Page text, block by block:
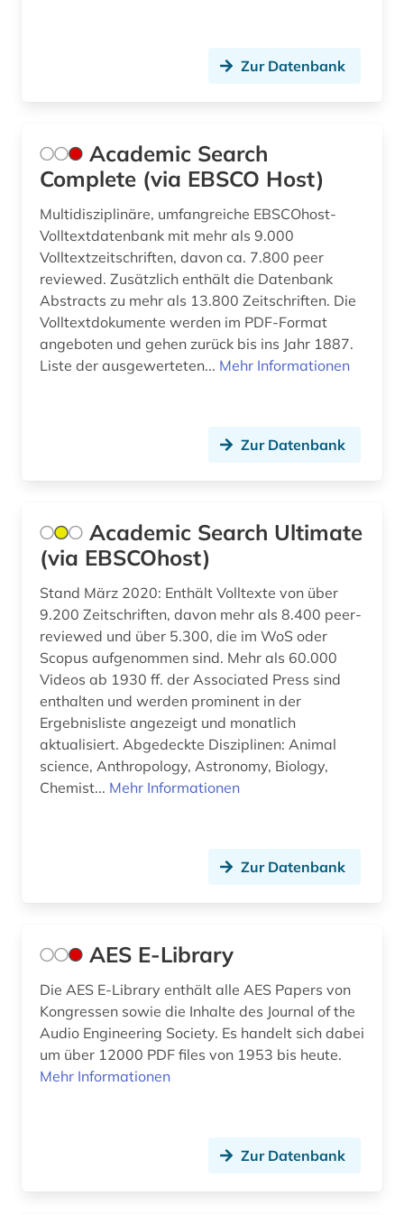
compact-disc (1)
computermusik (1)
computerspiel (1)
conservatorium der musik (1)
coverversion (1)
darstellende kunst (2)
deutsch (2)
deutsches museum von meisterwerken der
naturwissenschaft und technik (1)
deutsches nationaltheater weimar (1)
deutsches sprachgebiet (3)
deutsches volksliedarchiv (1)
deutschland (8)
digitale musikalien (3)
digitale noten (6)
digitale noten (2)
digitalisat (1)
Zur Datenbank
Academic Search
Complete (via EBSCO Host)
Multidisziplinäre, umfangreiche EBSCOhost-
Volltextdatenbank mit mehr als 9.000
Volltextzeitschriften, davon ca. 7.800 peer
reviewed. Zusätzlich enthält die Datenbank
Abstracts zu mehr als 13.800 Zeitschriften. Die
Volltextdokumente werden im PDF-Format
angeboten und gehen zurück bis ins Jahr 1887.
Liste der ausgewerteten... Mehr Informationen
Zur Datenbank
Academic Search Ultimate
(via EBSCOhost)
Stand März 2020: Enthält Volltexte von über
9.200 Zeitschriften, davon mehr als 8.400 peer-
reviewed und über 5.300, die im WoS oder
Scopus aufgenommen sind. Mehr als 60.000
Videos ab 1930 ff. der Associated Press sind
enthalten und werden prominent in der
Ergebnisliste angezeigt und monatlich
aktualisiert. Abgedeckte Disziplinen: Animal
science, Anthropology, Astronomy, Biology,
Chemist... Mehr Informationen
Zur Datenbank
AES E-Library
Die AES E-Library enthält alle AES Papers von
Kongressen sowie die Inhalte des Journal of the
Audio Engineering Society. Es handelt sich dabei
um über 12000 PDF files von 1953 bis heute.
Mehr Informationen
Zur Datenbank